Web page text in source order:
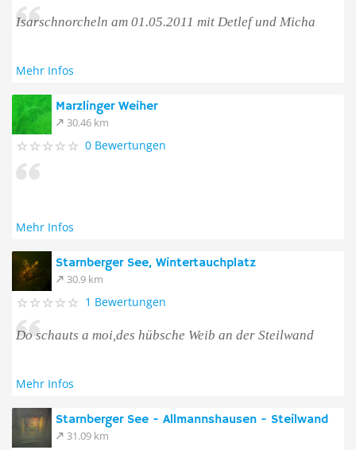
Isarschnorcheln am 01.05.2011 mit Detlef und Micha
Mehr Infos
Marzlinger Weiher
30.46 km
0 Bewertungen
Mehr Infos
Starnberger See, Wintertauchplatz
30.9 km
1 Bewertungen
Do schauts a moi,des hübsche Weib an der Steilwand
Mehr Infos
Starnberger See - Allmannshausen - Steilwand
31.09 km